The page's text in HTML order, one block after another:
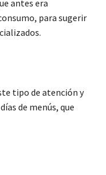
antes era
para sugerir
tipo de atención y
de menús, que